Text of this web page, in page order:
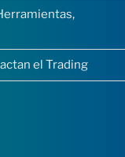
el Trading